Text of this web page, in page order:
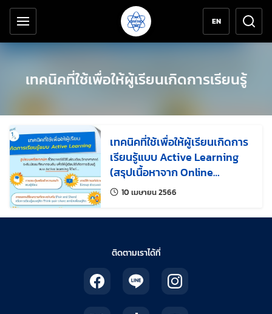
ข้ามไปยังเนื้อหาหลัก
เครื่องมือช่วยเหลือ
EN
เทคนิคที่ใช้เพื่อให้ผู้เรียนเกิดการเรียนรู้
เทคนิคที่ใช้เพื่อให้ผู้เรียนเกิดการ
เรียนรู้แบบ Active Learning
(สรุปเนื้อหาจาก Online
Seminar)
10 เมษายน 2566แก้ไขล่าสุดเมื่อ:
ติดตามเราได้ที่